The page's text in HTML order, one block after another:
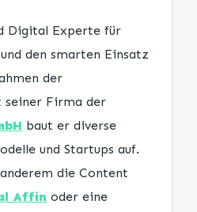
Digital Experte für
den smarten Einsatz
der
seiner Firma der
baut er diverse
und Startups auf.
die Content
Affin oder eine